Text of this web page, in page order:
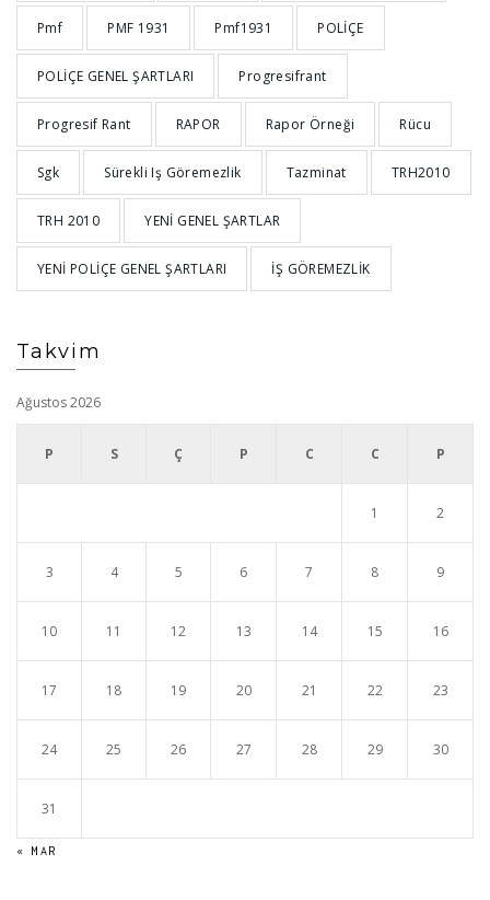
Pmf PMF 1931 Pmf1931 POLİÇE
POLİÇE GENEL ŞARTLARI Progresifrant
Progresif Rant RAPOR Rapor Örneği Rücu
Sgk Sürekli Iş Göremezlik Tazminat TRH2010
TRH 2010 YENİ GENEL ŞARTLAR
YENİ POLİÇE GENEL ŞARTLARI İŞ GÖREMEZLİK
Takvim
Ağustos 2026
P S Ç P C C P
1 2
3 4 5 6 7 8 9
10 11 12 13 14 15 16
17 18 19 20 21 22 23
24 25 26 27 28 29 30
31
« MAR